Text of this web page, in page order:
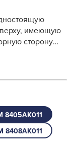
имеющую
сторону
8405АК011
8408АК011